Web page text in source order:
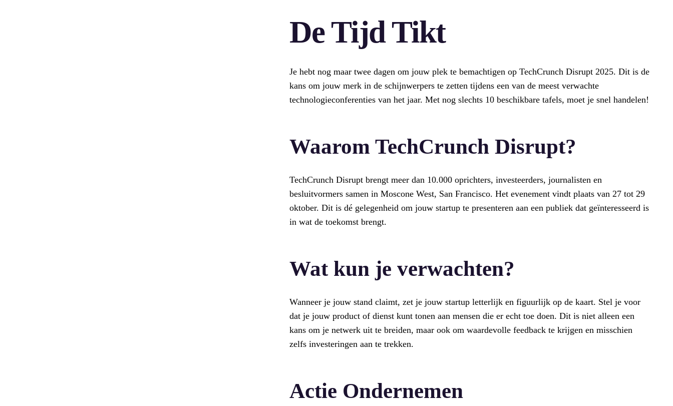
De Tijd Tikt
Je hebt nog maar twee dagen om jouw plek te bemachtigen op TechCrunch Disrupt 2025. Dit is de
kans om jouw merk in de schijnwerpers te zetten tijdens een van de meest verwachte
technologieconferenties van het jaar. Met nog slechts 10 beschikbare tafels, moet je snel handelen!
Waarom TechCrunch Disrupt?
TechCrunch Disrupt brengt meer dan 10.000 oprichters, investeerders, journalisten en
besluitvormers samen in Moscone West, San Francisco. Het evenement vindt plaats van 27 tot 29
oktober. Dit is dé gelegenheid om jouw startup te presenteren aan een publiek dat geïnteresseerd is
in wat de toekomst brengt.
Wat kun je verwachten?
Wanneer je jouw stand claimt, zet je jouw startup letterlijk en figuurlijk op de kaart. Stel je voor
dat je jouw product of dienst kunt tonen aan mensen die er echt toe doen. Dit is niet alleen een
kans om je netwerk uit te breiden, maar ook om waardevolle feedback te krijgen en misschien
zelfs investeringen aan te trekken.
Actie Ondernemen